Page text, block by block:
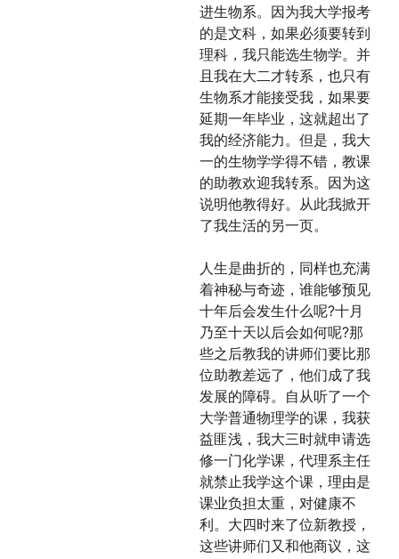
进生物系。因为我大学报考
的是文科，如果必须要转到
理科，我只能选生物学。并
且我在大二才转系，也只有
生物系才能接受我，如果要
延期一年毕业，这就超出了
我的经济能力。但是，我大
一的生物学学得不错，教课
的助教欢迎我转系。因为这
说明他教得好。从此我掀开
了我生活的另一页。
人生是曲折的，同样也充满
着神秘与奇迹，谁能够预见
十年后会发生什么呢?十月
乃至十天以后会如何呢?那
些之后教我的讲师们要比那
位助教差远了，他们成了我
发展的障碍。自从听了一个
大学普通物理学的课，我获
益匪浅，我大三时就申请选
修一门化学课，代理系主任
就禁止我学这个课，理由是
课业负担太重，对健康不
利。大四时来了位新教授，
这些讲师们又和他商议，这